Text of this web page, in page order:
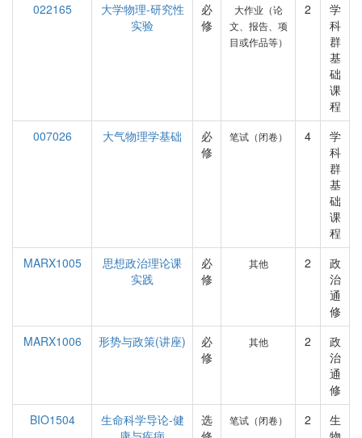
022165
大学物理-研究性
实验
必
修
大作业（论
文、报告、项
目或作品等）
2
学
科
群
基
础
课
程
007026
大气物理学基础
必
修
笔试（闭卷） 4
学
科
群
基
础
课
程
MARX1005
思想政治理论课
实践
必
修
其他 2
政
治
通
修
MARX1006
形势与政策(讲座)
必
修
其他 2
政
治
通
修
BIO1504
生命科学导论-健
选
笔试（闭卷） 2
生